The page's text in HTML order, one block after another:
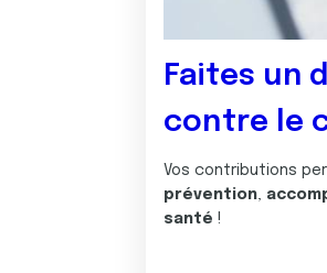
Faites un
contre le
Vos contributions
prévention,
santé !